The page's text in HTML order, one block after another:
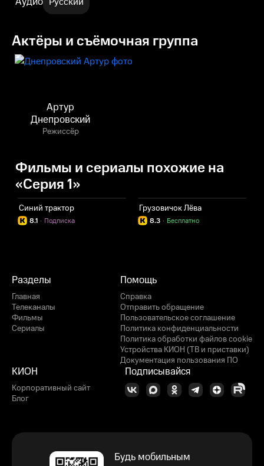
Актёры и съёмочная группа
Артур
Днепровский
Режиссёр
Фильмы и сериалы похожие на
«Серия 1»
Синий трактор
8.1 Подписка
·
Грузовичок Лёва
8.3 Бесплатно
·
Разделы
Главная
Телеканалы
Фильмы
Сериалы
Помощь
Справка
Отправить обращение
Пользовательское соглашение
Политика конфиденциальности
Политика обработки файлов cookie
Устройства КИОН (ТВ и приставки)
Документация пользования ПО
КИОН
Корпоративный сайт
Блог
Подписывайся
Будь мобильным